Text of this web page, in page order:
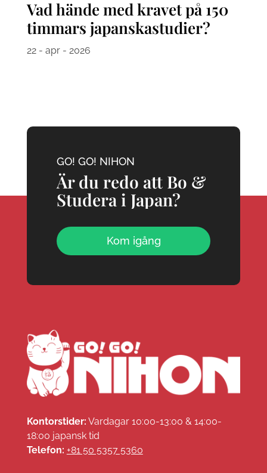
Vad hände med kravet på 150
timmars japanskastudier?
22 - apr - 2026
GO! GO! NIHON
Är du redo att Bo &
Studera i Japan?
Kom igång
Kontorstider: Vardagar 10:00-13:00 & 14:00-
18:00 japansk tid
Telefon: +81 50 5357 5360